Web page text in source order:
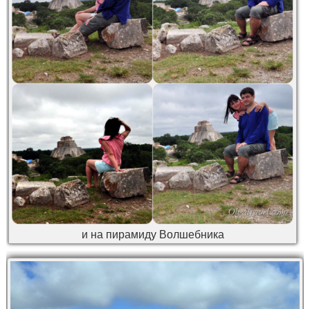
и на пирамиду Волшебника